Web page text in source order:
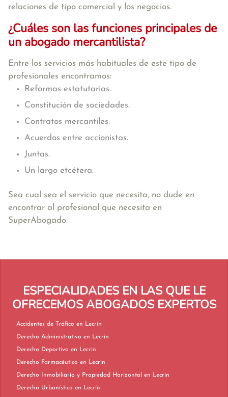
relaciones de tipo comercial y los negocios.
¿Cuáles son las funciones principales de
un abogado mercantilista?
Entre los servicios más habituales de este tipo de
profesionales encontramos:
Reformas estatutarias.
Constitución de sociedades.
Contratos mercantiles.
Acuerdos entre accionistas.
Juntas.
Un largo etcétera.
Sea cual sea el servicio que necesita, no dude en
encontrar al profesional que necesita en
SuperAbogado.
ESPECIALIDADES EN LAS QUE LE
OFRECEMOS ABOGADOS EXPERTOS
Accidentes de Tráfico en Lecrín
Derecho Administrativo en Lecrín
Derecho Deportivo en Lecrín
Derecho Farmacéutico en Lecrín
Derecho Inmobiliario y Propiedad Horizontal en Lecrín
Derecho Urbanístico en Lecrín